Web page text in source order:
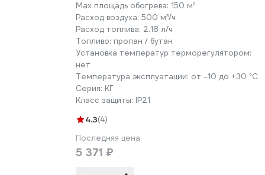
Max площадь обогрева: 150 м²
Расход воздуха: 500 м³/ч
Расход топлива: 2.18 л/ч
Топливо: пропан / бутан
Установка температур терморегулятором:
нет
Температура эксплуатации: от -10 до +30 °С
Серия: КГ
Класс защиты: IP21
4.3(4)
Последняя цена
5 371 ₽